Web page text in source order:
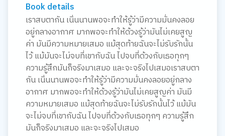
Book details
เราสบตากัน เนิ่นนานพอจะทำให้รู้ว่ามีความมั่นคงลอย
อยู่กลางอากาศ มากพอจะทำให้ด้วงรู้ว่ามันไม่เคยสูญ
ค่า มันมีความหมายเสมอ แม้สุดท้ายฉันจะไม่รับรักนั้น
ไว้ แม้มันจะไม่จบที่เขากับฉัน ไปจบที่ด้วงกับเธอทุกๆ
ความรู้สึกมันก็จริงมาเสมอ และจะจริงไปเสมอเราสบตา
กัน เนิ่นนานพอจะทำให้รู้ว่ามีความมั่นคงลอยอยู่กลาง
อากาศ มากพอจะทำให้ด้วงรู้ว่ามันไม่เคยสูญค่า มันมี
ความหมายเสมอ แม้สุดท้ายฉันจะไม่รับรักนั้นไว้ แม้มัน
จะไม่จบที่เขากับฉัน ไปจบที่ด้วงกับเธอทุกๆ ความรู้สึก
มันก็จริงมาเสมอ และจะจริงไปเสมอ